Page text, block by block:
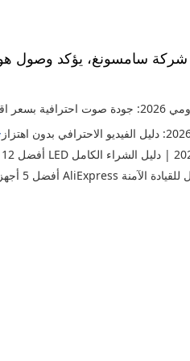
وصول هواتف "غالاكسي إس 9" و"غالاكسي إس 9